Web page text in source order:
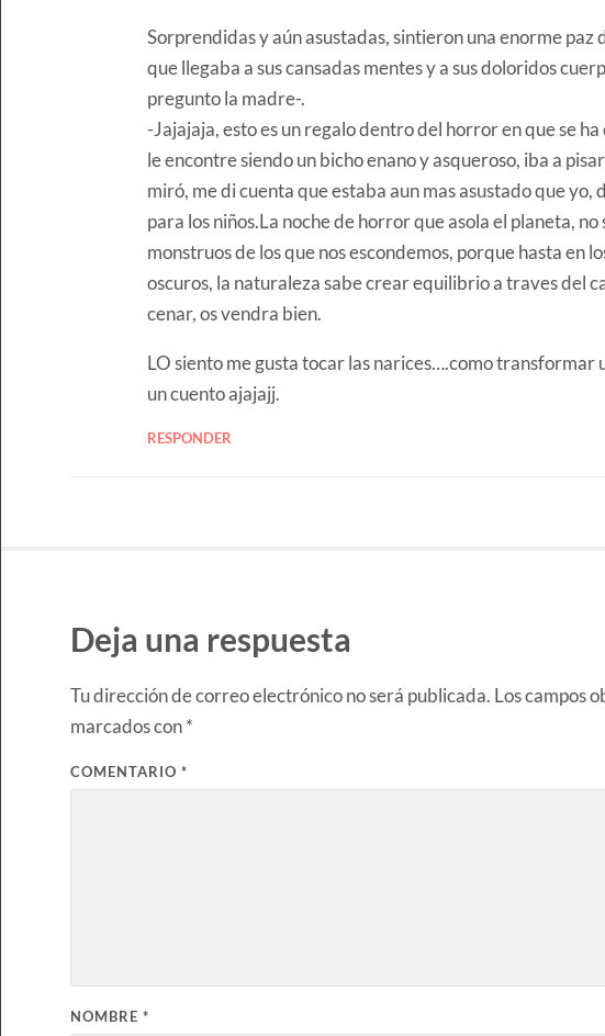
Sorprendidas y aún asustadas, sintieron una enorme paz
que llegaba a sus cansadas mentes y a sus doloridos
pregunto la madre-.
-Jajajaja, esto es un regalo dentro del horror en que se
le encontre siendo un bicho enano y asqueroso, iba a
miró, me di cuenta que estaba aun mas asustado que yo,
para los niños.La noche de horror que asola el planeta,
monstruos de los que nos escondemos, porque hasta en
oscuros, la naturaleza sabe crear equilibrio a traves del
cenar, os vendra bien.
LO siento me gusta tocar las narices….como transformar
un cuento ajajajj.
RESPONDER
Deja una respuesta
Tu dirección de correo electrónico no será publicada. Los campos
marcados con*
COMENTARIO *
NOMBRE *